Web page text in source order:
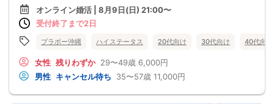
オンライン婚活 | 8月9日(日) 21:00〜
受付終了まで2日
ブラボー沖縄 ハイステータス 20代向け 30代向け 40代向け
女性 残りわずか 29〜49歳 6,000円
男性 キャンセル待ち 35〜57歳 11,000円